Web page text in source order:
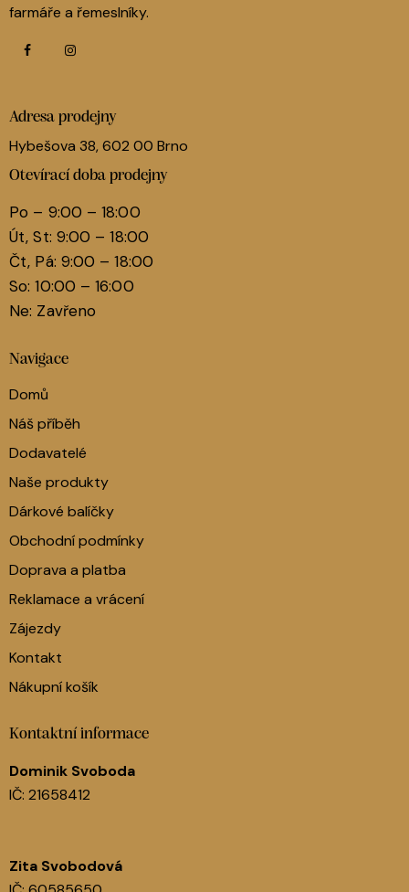
farmáře a řemeslníky.
Adresa prodejny
Hybešova 38, 602 00 Brno
Otevírací doba prodejny
Po – 9:00 – 18:00
Út, St: 9:00 – 18:00
Čt, Pá: 9:00 – 18:00
So: 10:00 – 16:00
Ne: Zavřeno
Navigace
Domů
Náš příběh
Dodavatelé
Naše produkty
Dárkové balíčky
Obchodní podmínky
Doprava a platba
Reklamace a vrácení
Zájezdy
Kontakt
Nákupní košík
Kontaktní informace
Dominik Svoboda
IČ: 21658412
Zita Svobodová